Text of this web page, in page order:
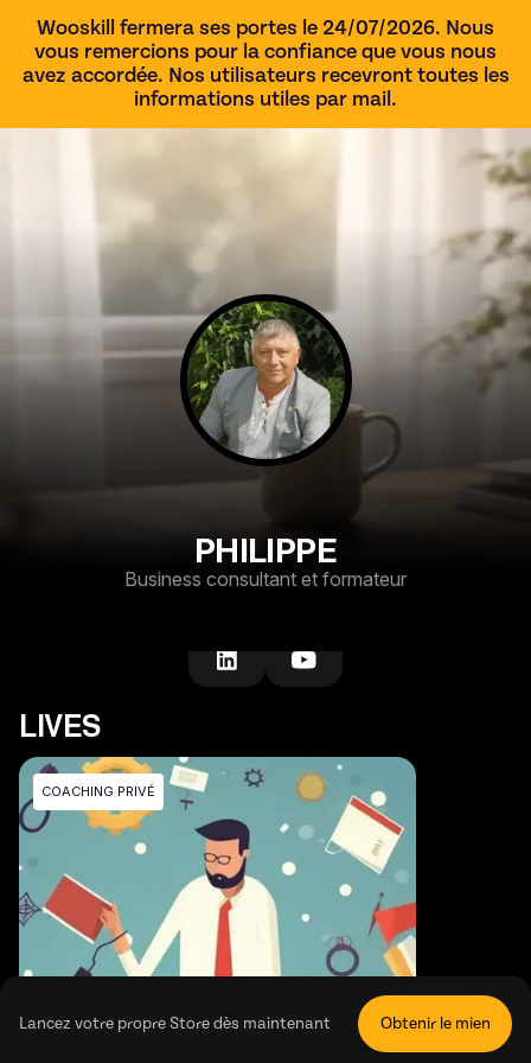
Wooskill fermera ses portes le 24/07/2026. Nous
vous remercions pour la confiance que vous nous
avez accordée. Nos utilisateurs recevront toutes les
informations utiles par mail.
PHILIPPE
Business consultant et formateur
LIVES
COACHING PRIVÉ
Lancez votre propre Store dès maintenant Obtenir le mien